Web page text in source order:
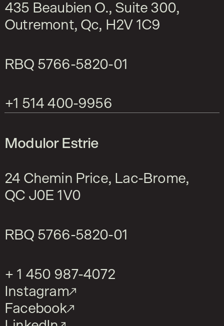
435 Beaubien O., Suite 300,
Outremont, Qc, H2V 1C9
RBQ 5766-5820-01
+1 514 400-9956
Modulor Estrie
24 Chemin Price, Lac-Brome,
QC J0E 1V0
RBQ 5766-5820-01
+ 1 450 987-4072
Instagram
Facebook